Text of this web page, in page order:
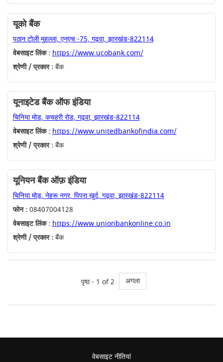
यूको बैंक
पठान टोली मुहल्ला, एनएच -75, गढ़वा, झारखंड-822114
वेबसाइट लिंक : https://www.ucobank.com/
श्रेणी / प्रकार :बैंक
यूनाइटेड बैंक ऑफ इंडिया
चिनिया मोड, कचहरी रोड, गढ़वा, झारखंड-822114
वेबसाइट लिंक : https://www.unitedbankofindia.com/
श्रेणी / प्रकार :बैंक
यूनियन बैंक ऑफ़ इंडिया
चिनिया मोड़, नेहरू नगर, पिपरा खुर्द, गढ़वा, झारखंड-822114
फोन :08407004128
वेबसाइट लिंक : https://www.unionbankonline.co.in
श्रेणी / प्रकार :बैंक
पृष्ठ - 1 of 2 अगला
वेबसाइट नीतियां